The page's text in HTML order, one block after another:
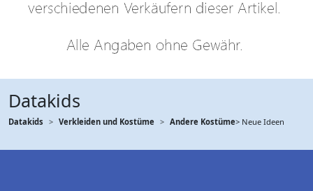
Datakids
Datakids Verkleiden und Kostüme Andere Kostüme> Neue Ideen